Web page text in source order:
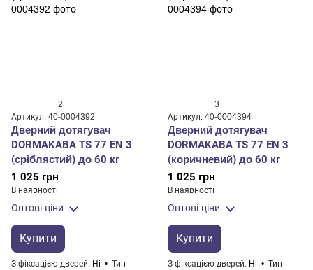
2
Артикул: 40-0004392
Дверний дотягувач
DORMAKABA TS 77 EN 3
(сріблястий) до 60 кг
1 025 грн
В наявності
Оптові ціни
Купити
З фіксацією дверей Ні
Тип
3
Артикул: 40-0004394
Дверний дотягувач
DORMAKABA TS 77 EN 3
(коричневий) до 60 кг
1 025 грн
В наявності
Оптові ціни
Купити
З фіксацією дверей Ні
Тип